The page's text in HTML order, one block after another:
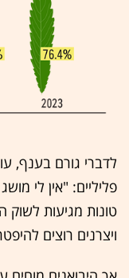
לדברי גורם בענף,
פליליים: "אין לי
טונות מגיעות
ויצרנים רוצים